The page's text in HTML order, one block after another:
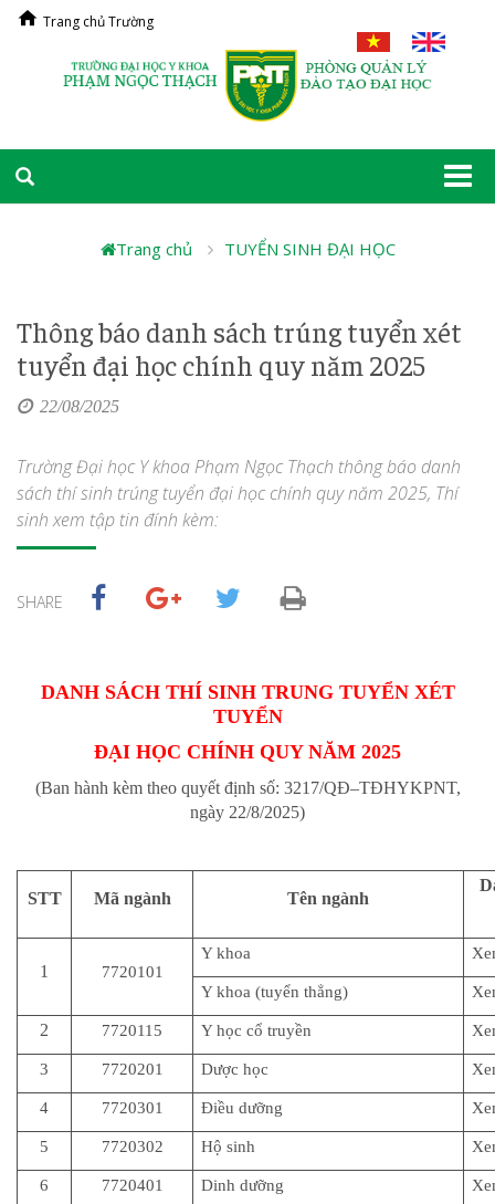
Trang chủ Trường
Trang chủ TUYỂN SINH ĐẠI HỌC
Thông báo danh sách trúng tuyển xét
tuyển đại học chính quy năm 2025
22/08/2025
Trường Đại học Y khoa Phạm Ngọc Thạch thông báo danh
sách thí sinh trúng tuyển đại học chính quy năm 2025, Thí
sinh xem tập tin đính kèm:
SHARE
DANH SÁCH THÍ SINH TRUNG TUYỂN XÉT
TUYỂN
ĐẠI HỌC CHÍNH QUY NĂM 2025
(Ban hành kèm theo quyết định số: 3217/QĐ–TĐHYKPNT,
ngày 22/8/2025)
STT Mã ngành Tên ngành
1 7720101
Y khoa
Y khoa (tuyển thẳng)
2 7720115 Y học cổ truyền
3 7720201 Dược học
4 7720301 Điều dưỡng
5 7720302 Hộ sinh
6 7720401 Dinh dưỡng